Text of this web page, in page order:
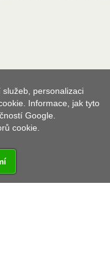
personalizaci
Informace, jak tyto
Google.
cookie.